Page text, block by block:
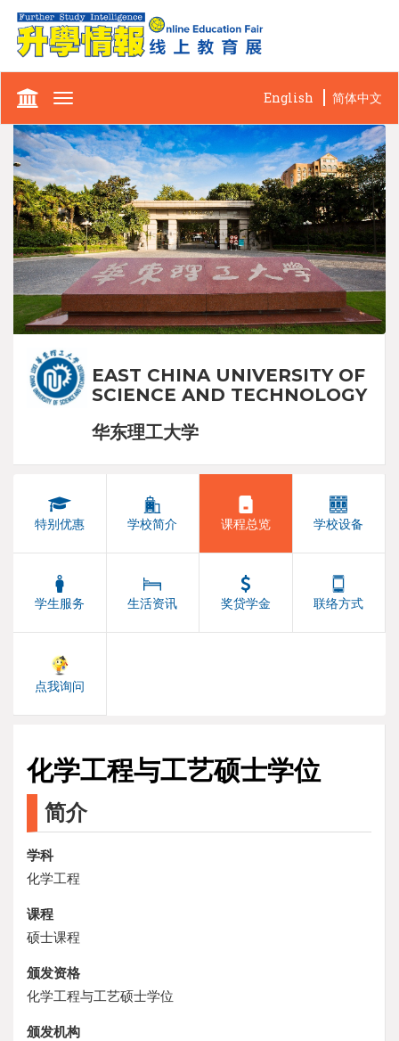
Toggle
English 简体中文
EAST CHINA UNIVERSITY OF
SCIENCE AND TECHNOLOGY
华东理工大学
特别优惠 学校简介 课程总览 学校设备
学生服务 生活资讯 奖贷学金 联络方式
点我询问
化学工程与工艺硕士学位
简介
学科
化学工程
课程
硕士课程
颁发资格
化学工程与工艺硕士学位
颁发机构